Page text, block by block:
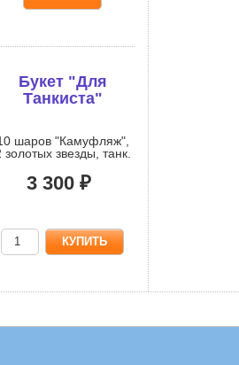
Букет "Для
Танкиста"
шаров "Камуфляж",
золотых звезды, танк.
3 300 ₽